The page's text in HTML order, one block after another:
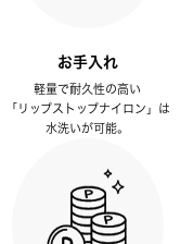
お手入れ
軽量で耐久性の高い
「リップストップナイロン」は
水洗いが可能。